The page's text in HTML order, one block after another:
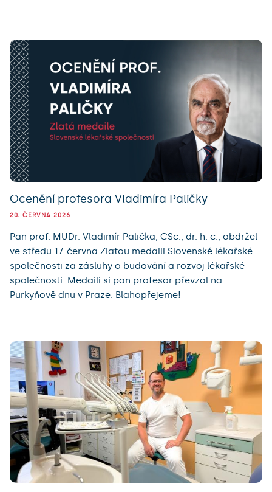
Ocenění profesora Vladimíra Paličky
20. ČERVNA 2026
Pan prof. MUDr. Vladimír Palička, CSc., dr. h. c., obdržel
ve středu 17. června Zlatou medaili Slovenské lékařské
společnosti za zásluhy o budování a rozvoj lékařské
společnosti. Medaili si pan profesor převzal na
Purkyňově dnu v Praze. Blahopřejeme!